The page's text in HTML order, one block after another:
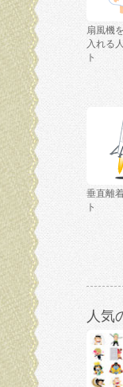
扇風機
入れる
ト
垂直離
ト
人気